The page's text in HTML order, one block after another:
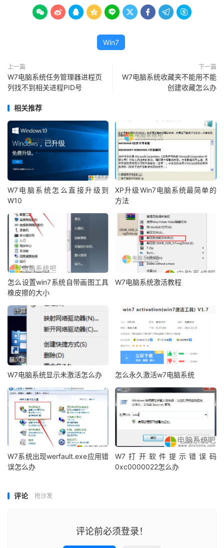
        
Win7
上一篇
W7电脑系统任务管理器进程页
列找不到相关进程PID号
下一篇
W7电脑系统收藏夹不能用不能
创建收藏怎么办
相关推荐
W7电脑系统怎么直接升级到
W10
XP升级Win7电脑系统最简单的
方法
怎么设置win7系统自带画图工具
橡皮擦的大小
W7电脑系统激活教程
W7电脑系统显示未激活怎么办 怎么永久激活w7电脑系统
W7系统出现werfault.exe应用错
误怎么办
W7打开软件提示错误码
0xc0000022怎么办
评论 抢沙发
评论前必须登录！